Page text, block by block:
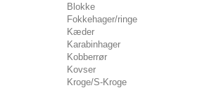
Blokke
Fokkehager/ringe
Kæder
Karabinhager
Kobberrør
Kovser
Kroge/S-Kroge